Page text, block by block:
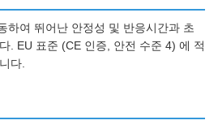
하여 뛰어난 안정성 및 반응시간과 초
. EU 표준 (CE 인증, 안전 수준 4) 에 적
다.